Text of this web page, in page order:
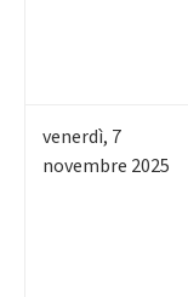
venerdì, 7
novembre 2025